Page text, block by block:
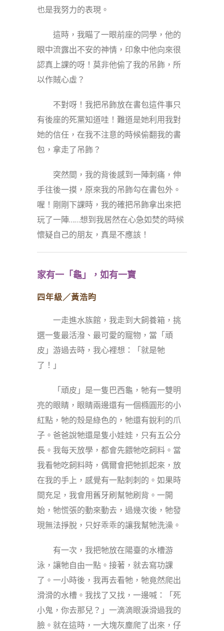
也是我努力的表現。
這時，我瞄了一眼前座的同學，他的
眼中流露出不安的神情，印象中他向來很
認真上課的呀！莫非他偷了我的吊飾，所
以作賊心虛？
不對呀！我把吊飾放在書包這件事只
有後座的死黨知道哇！難道是她利用我對
她的信任，在我不注意的時候偷翻我的書
包，拿走了吊飾？
突然間，我的背後感到一陣刺痛，伸
手往後一摸，原來我的吊飾勾在書包外。
喔！剛剛下課時，我的確把吊飾拿出來把
玩了一陣……想到我居然在心急如焚的時候
懷疑自己的朋友，真是不應該！
家有一「龜」，如有一寶
四年級／黃浩昀
一走進水族館，我走到大飼養箱，挑
選一隻最活潑、最可愛的寵物，當「頑
皮」游過去時，我心裡想：「就是牠
了！」
「頑皮」是一隻巴西龜，牠有一雙明
亮的眼睛，眼睛兩邊還有一個橢圓形的小
紅點，牠的殼是綠色的，牠還有銳利的爪
子。爸爸說牠還是隻小娃娃，只有五公分
長。我每天放學，都會先餵牠吃飼料。當
我看牠吃飼料時，偶爾會把牠抓起來，放
在我的手上，感覺有一點刺刺的。如果時
間充足，我會用舊牙刷幫牠刷背。一開
始，牠慌張的動來動去，過幾次後，牠發
現無法掙脫，只好乖乖的讓我幫牠洗澡。
有一次，我把牠放在陽臺的水槽游
泳，讓牠自由一點。接著，就去寫功課
了。一小時後，我再去看牠，牠竟然爬出
滑滑的水槽。我找了又找，一邊喊：「死
小鬼，你去那兒？」一滴滴眼淚滑過我的
臉。就在這時，一大塊灰塵爬了出來，仔